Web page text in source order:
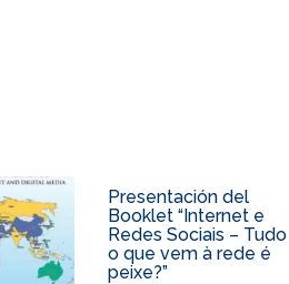
Presentación del
Booklet “Internet e
Redes Sociais – Tudo
o que vem à rede é
peixe?”